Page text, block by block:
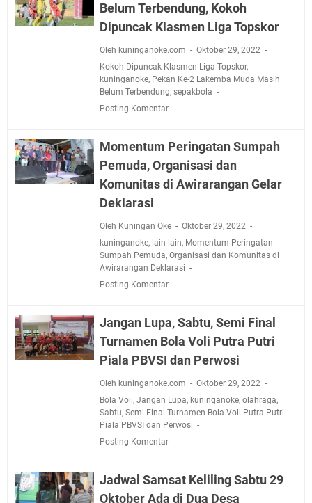
Belum Terbendung, Kokoh
Dipuncak Klasmen Liga Topskor
Oleh kuninganoke.com
Oktober 29, 2022
Kokoh Dipuncak Klasmen Liga Topskor,
kuninganoke, Pekan Ke-2 Lakemba Muda Masih
Belum Terbendung, sepakbola
Posting Komentar
Momentum Peringatan Sumpah
Pemuda, Organisasi dan
Komunitas di Awirarangan Gelar
Deklarasi
Oleh Kuningan Oke
Oktober 29, 2022
kuninganoke, lain-lain, Momentum Peringatan
Sumpah Pemuda, Organisasi dan Komunitas di
Awirarangan Deklarasi
Posting Komentar
Jangan Lupa, Sabtu, Semi Final
Turnamen Bola Voli Putra Putri
Piala PBVSI dan Perwosi
Oleh kuninganoke.com
Oktober 29, 2022
Bola Voli, Jangan Lupa, kuninganoke, olahraga,
Sabtu, Semi Final Turnamen Bola Voli Putra Putri
Piala PBVSI dan Perwosi
Posting Komentar
Jadwal Samsat Keliling Sabtu 29
Oktober Ada di Dua Desa